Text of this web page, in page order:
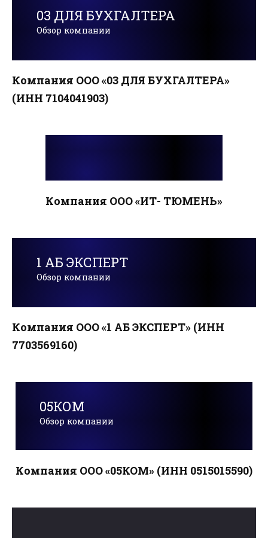
03 ДЛЯ БУХГАЛТЕРА
Обзор компании
Компания ООО «03 ДЛЯ БУХГАЛТЕРА»
(ИНН 7104041903)
Компания ООО «ИТ- ТЮМЕНЬ»
1 АБ ЭКСПЕРТ
Обзор компании
Компания ООО «1 АБ ЭКСПЕРТ» (ИНН
7703569160)
05КОМ
Обзор компании
Компания ООО «05КОМ» (ИНН 0515015590)